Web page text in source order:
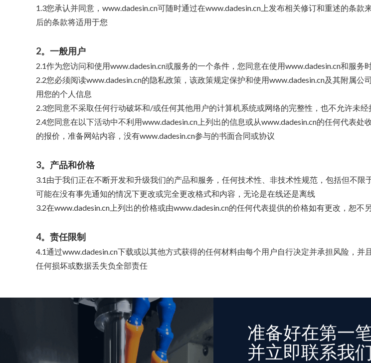
1.3您承认并同意，www.dadesin.cn可随时通过在www.dadesin.cn上发布相关修订和重述的条
后的条款将适用于您
2。一般用户
2.1作为您访问和使用www.dadesin.cn或服务的一个条件，您同意在使用www.dadesin.cn和服务
2.2您必须阅读www.dadesin.cn的隐私政策，该政策规定保护和使用www.dadesin.cn及其附属
用您的个人信息
2.3您同意不采取任何行动破坏和/或任何其他用户的计算机系统或网络的完整性，也不允许未
2.4您同意在以下活动中不利用www.dadesin.cn上列出的信息或从www.dadesin.cn的任何代表
的报价，准备网站内容，没有www.dadesin.cn参与的书面合同或协议
3。产品和价格
3.1由于我们正在不断开发和升级我们的产品和服务，任何技术性、非技术性规范，包括但不
可能在没有事先通知的情况下更改或完全更改格式和内容，无论是在线还是离线
3.2在www.dadesin.cn上列出的价格或由www.dadesin.cn的任何代表提供的价格如有更改，恕不
4。责任限制
4.1通过www.dadesin.cn下载或以其他方式获得的任何材料由每个用户自行决定并承担风险，
任何损坏或数据丢失负全部责任
准备好在第一
并立即联系我们